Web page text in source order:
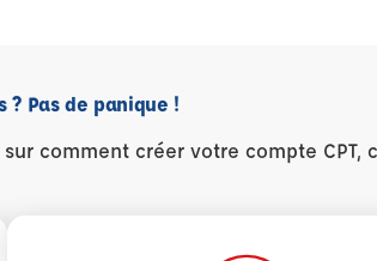
? Pas de panique !
comment créer votre compte CPT,